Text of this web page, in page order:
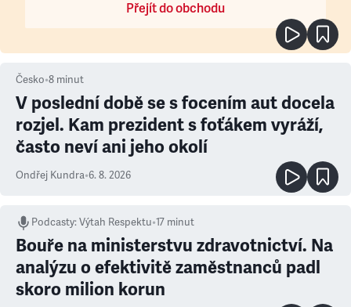
Přejít do obchodu
Česko•8 minut
V poslední době se s focením aut docela
rozjel. Kam prezident s foťákem vyráží,
často neví ani jeho okolí
Ondřej Kundra•6. 8. 2026
Podcasty:Výtah Respektu•17 minut
Bouře na ministerstvu zdravotnictví. Na
analýzu o efektivitě zaměstnanců padl
skoro milion korun